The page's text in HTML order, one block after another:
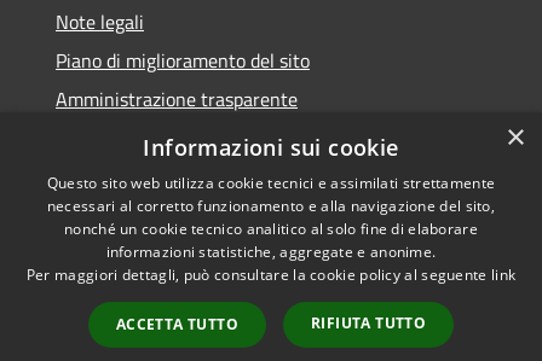
Note legali
Piano di miglioramento del sito
Amministrazione trasparente
Albo Pretorio
Accessibilità
Copyright © 2026 • Comune di
Trani • Powered by
Municipium•
Accesso
redazione
×
Informazioni sui cookie
Questo sito web utilizza cookie tecnici e assimilati strettamente
necessari al corretto funzionamento e alla navigazione del sito,
nonché un cookie tecnico analitico al solo fine di elaborare
informazioni statistiche, aggregate e anonime.
Per maggiori dettagli, può consultare la cookie policy al seguente link
ACCETTA TUTTO RIFIUTA TUTTO